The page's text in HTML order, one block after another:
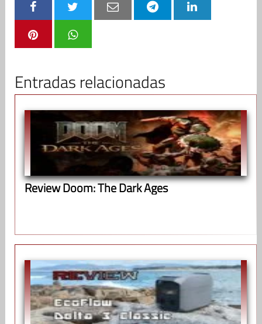
Entradas relacionadas
Review Doom: The Dark Ages